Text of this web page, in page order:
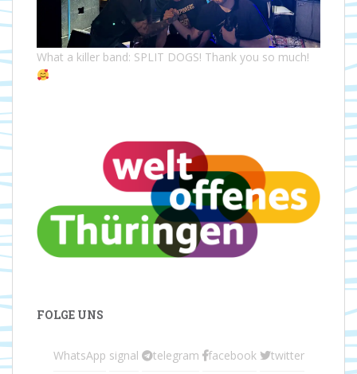
What a killer band: SPLIT DOGS! Thank you so much!
FOLGE UNS
WhatsApp signal telegram facebook twitter